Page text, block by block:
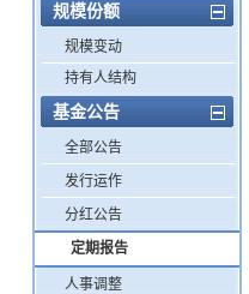
规模份额
规模变动
持有人结构
基金公告
全部公告
发行运作
分红公告
定期报告
人事调整